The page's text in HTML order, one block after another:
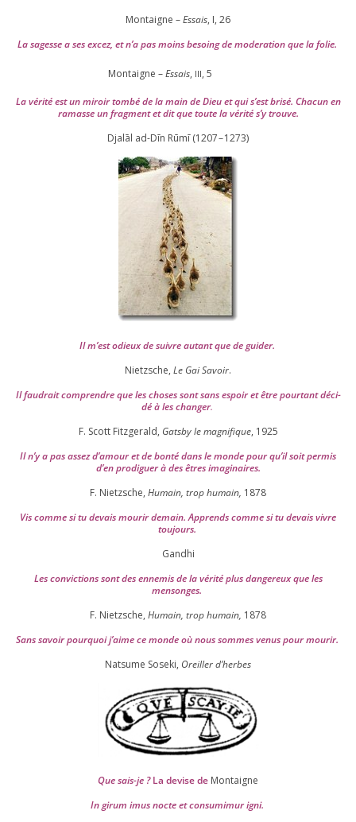
Montaigne –Essais, I, 26
La sagesse a ses excez, et n’a pas moins besoing de mode­ra­tion que la folie.
Montaigne –Essais, III, 5
La véri­té est un miroir tom­bé de la main de Dieu et qui s’est bri­sé. Chacun en
ramasse un frag­ment et dit que toute la véri­té s’y trouve.
Djalāl ad-Dīn Rūmī (1207–1273)
Il m’est odieux de suivre autant que de gui­der.
Nietzsche, Le Gai Savoir.
Il fau­drait com­prendre que les choses sont sans espoir et être pour­tant déci­
dé à les chan­ger.
F. Scott Fitzgerald, Gatsby le magni­fique, 1925
Il n’y a pas assez d’a­mour et de bon­té dans le monde pour qu’il soit per­mis
d’en pro­di­guer à des êtres imaginaires.
F. Nietzsche, Humain, trop humain, 1878
Vis comme si tu devais mou­rir demain. Apprends comme si tu devais vivre
toujours.
Gandhi
Les convic­tions sont des enne­mis de la véri­té plus dan­ge­reux que les
mensonges.
F. Nietzsche, Humain, trop humain, 1878
Sans savoir pour­quoi j’aime ce monde où nous sommes venus pour mourir.
Natsume Soseki, Oreiller d’herbes
Que sais-je ?La devise de Montaigne
In girum imus nocte et consu­mi­mur igni.